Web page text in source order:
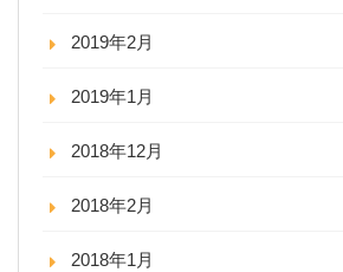
2019年2月
2019年1月
2018年12月
2018年2月
2018年1月